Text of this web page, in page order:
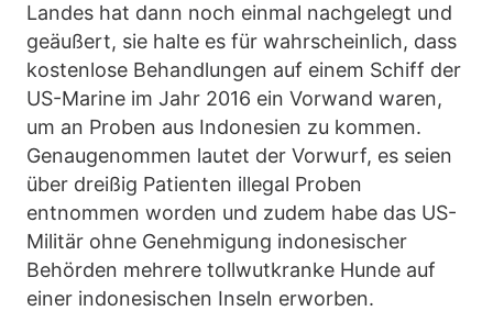
Landes hat dann noch einmal nachgelegt und
geäußert, sie halte es für wahrscheinlich, dass
kostenlose Behandlungen auf einem Schiff der
US-Marine im Jahr 2016 ein Vorwand waren,
um an Proben aus Indonesien zu kommen.
Genaugenommen lautet der Vorwurf, es seien
über dreißig Patienten illegal Proben
entnommen worden und zudem habe das US-
Militär ohne Genehmigung indonesischer
Behörden mehrere tollwutkranke Hunde auf
einer indonesischen Inseln erworben.